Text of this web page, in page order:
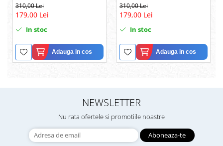
cu rodiu, în Cutie Elegantă cu
Mesaj Emoționant
310,00 Lei
179,00 Lei
In stoc
Adauga in cos
placat cu rodiu, în Cutie
Elegantă cu Mesaj
Personalizat
310,00 Lei
179,00 Lei
In stoc
Adauga in cos
NEWSLETTER
Nu rata ofertele si promotiile noastre